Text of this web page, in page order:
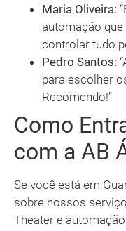
Maria Oliveira:
automação
controlar tudo
Pedro Santos:
para escolher
Recomendo!”
Como
com a AB
Se você está em
sobre nossos
Theater e